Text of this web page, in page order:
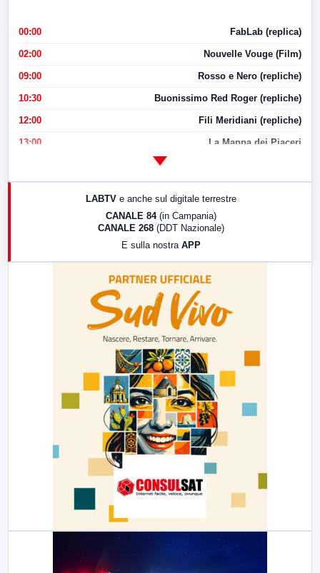
00:00 FabLab (replica)
02:00 Nouvelle Vouge (Film)
09:00 Rosso e Nero (repliche)
10:30 Buonissimo Red Roger (repliche)
12:00 Fili Meridiani (repliche)
13:00 La Mappa dei Piaceri
LABTV e anche sul digitale terrestre
CANALE 84 (in Campania)
CANALE 268 (DDT Nazionale)
E sulla nostra APP